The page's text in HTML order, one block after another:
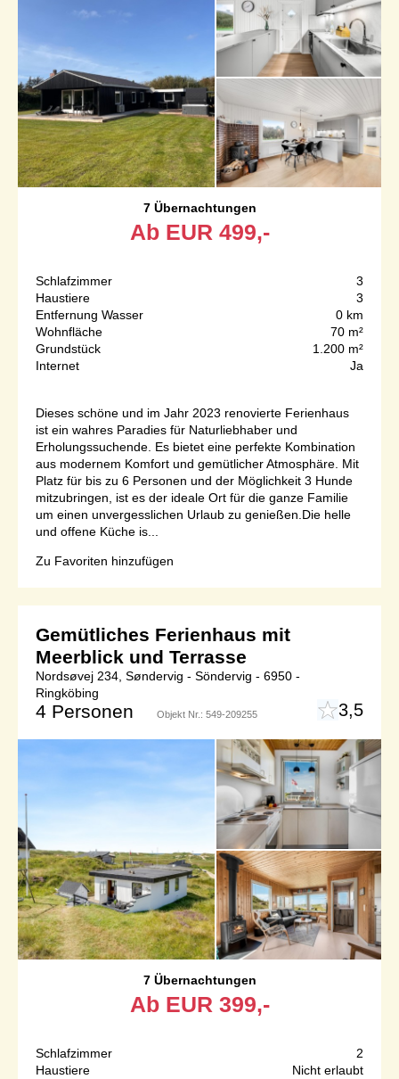
7 Übernachtungen
Ab EUR 499,-
Schlafzimmer
3
Haustiere
3
Entfernung Wasser
0 km
Wohnfläche
70 m²
Grundstück
1.200 m²
Internet
Ja
Dieses schöne und im Jahr 2023 renovierte Ferienhaus
ist ein wahres Paradies für Naturliebhaber und
Erholungssuchende. Es bietet eine perfekte Kombination
aus modernem Komfort und gemütlicher Atmosphäre. Mit
Platz für bis zu 6 Personen und der Möglichkeit 3 Hunde
mitzubringen, ist es der ideale Ort für die ganze Familie
um einen unvergesslichen Urlaub zu genießen.Die helle
und offene Küche is...
Zu Favoriten hinzufügen
Gemütliches Ferienhaus mit
Meerblick und Terrasse
Nordsøvej 234, Søndervig - Söndervig - 6950 -
Ringköbing
4 Personen Objekt Nr.: 549-209255 3,5
7 Übernachtungen
Ab EUR 399,-
Schlafzimmer
2
Haustiere
Nicht erlaubt